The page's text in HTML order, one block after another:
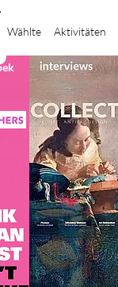
Wählte Aktivitäten